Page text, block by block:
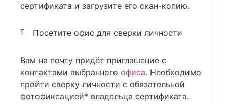
сертификата и загрузите его скан-копию.
Посетите офис для сверки личности
Вам на почту придёт приглашение с
контактами выбранного офиса. Необходимо
пройти сверку личности с обязательной
фотофиксацией* владельца сертификата.